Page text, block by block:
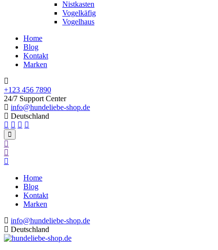
Nistkasten
Vogelkäfig
Vogelhaus
Home
Blog
Kontakt
Marken
+123 456 7890
24/7 Support Center
info@hundeliebe-shop.de
Deutschland
Home
Blog
Kontakt
Marken
info@hundeliebe-shop.de
Deutschland